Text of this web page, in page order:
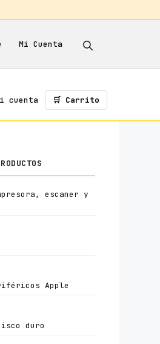
Mi Cuenta
cuenta 🛒 Carrito
escaner y
Apple
duro